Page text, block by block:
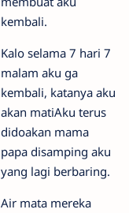
kembali.
Kalo selama 7 hari 7
malam aku ga
kembali, katanya aku
akan matiAku terus
didoakan mama
papa disamping aku
yang lagi berbaring.
Air mata mereka